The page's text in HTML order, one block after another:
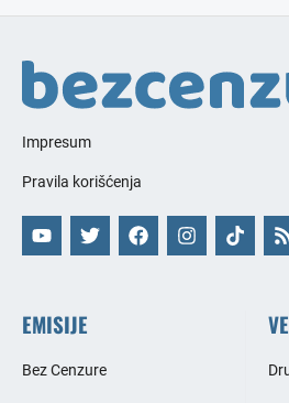
Impresum
Pravila korišćenja
EMISIJE
Bez Cenzure